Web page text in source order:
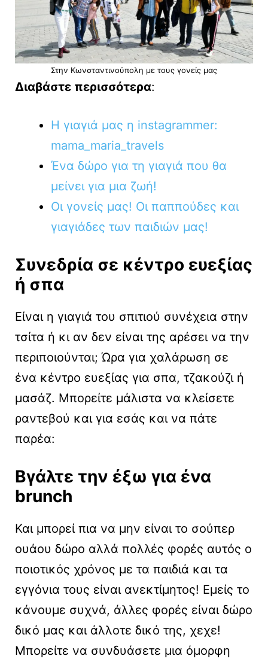
Στην Κωνσταντινούπολη με τους γονείς μας
Διαβάστε περισσότερα:
Η γιαγιά μας η instagrammer:
mama_maria_travels
Ένα δώρο για τη γιαγιά που θα
μείνει για μια ζωή!
Οι γονείς μας! Οι παππούδες και
γιαγιάδες των παιδιών μας!
Συνεδρία σε κέντρο ευεξίας
ή σπα
Είναι η γιαγιά του σπιτιού συνέχεια στην
τσίτα ή κι αν δεν είναι της αρέσει να την
περιποιούνται; Ώρα για χαλάρωση σε
ένα κέντρο ευεξίας για σπα, τζακούζι ή
μασάζ. Μπορείτε μάλιστα να κλείσετε
ραντεβού και για εσάς και να πάτε
παρέα:
Βγάλτε την έξω για ένα
brunch
Και μπορεί πια να μην είναι το σούπερ
ουάου δώρο αλλά πολλές φορές αυτός ο
ποιοτικός χρόνος με τα παιδιά και τα
εγγόνια τους είναι ανεκτίμητος! Εμείς το
κάνουμε συχνά, άλλες φορές είναι δώρο
δικό μας και άλλοτε δικό της, χεχε!
Μπορείτε να συνδυάσετε μια όμορφη